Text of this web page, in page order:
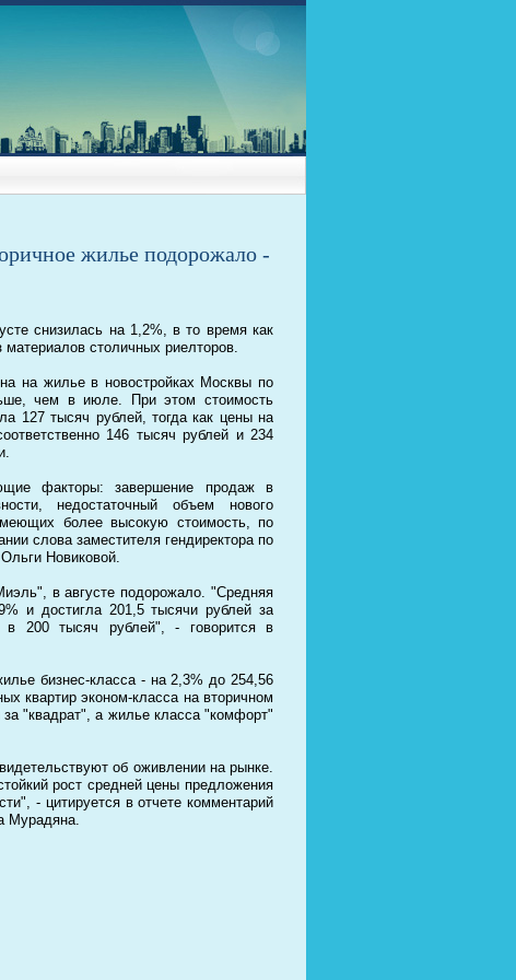
жилье подорожало -
снизилась на 1,2%, в то время как
столичных риелторов.
на жилье в новостройках Москвы по
чем в июле. При этом стоимость
127 тысяч рублей, тогда как цены на
146 тысяч рублей и 234
факторы: завершение продаж в
недостаточный объем нового
более высокую стоимость, по
слова заместителя гендиректора по
Новиковой.
в августе подорожало. "Средняя
и достигла 201,5 тысячи рублей за
в 200 тысяч рублей", - говорится в
бизнес-класса - на 2,3% до 254,56
квартир эконом-класса на вторичном
"квадрат", а жилье класса "комфорт"
об оживлении на рынке.
рост средней цены предложения
- цитируется в отчете комментарий
Мурадяна.